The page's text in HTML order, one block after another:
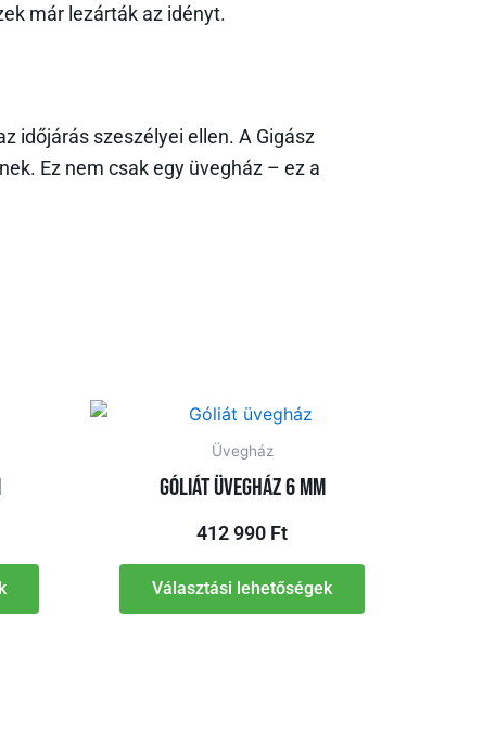
már lezárták az idényt.
időjárás szeszélyei ellen. A Gigász
Ez nem csak egy üvegház – ez a
Üvegház
Góliát üvegház 6 mm
412 990 Ft
Választási lehetőségek